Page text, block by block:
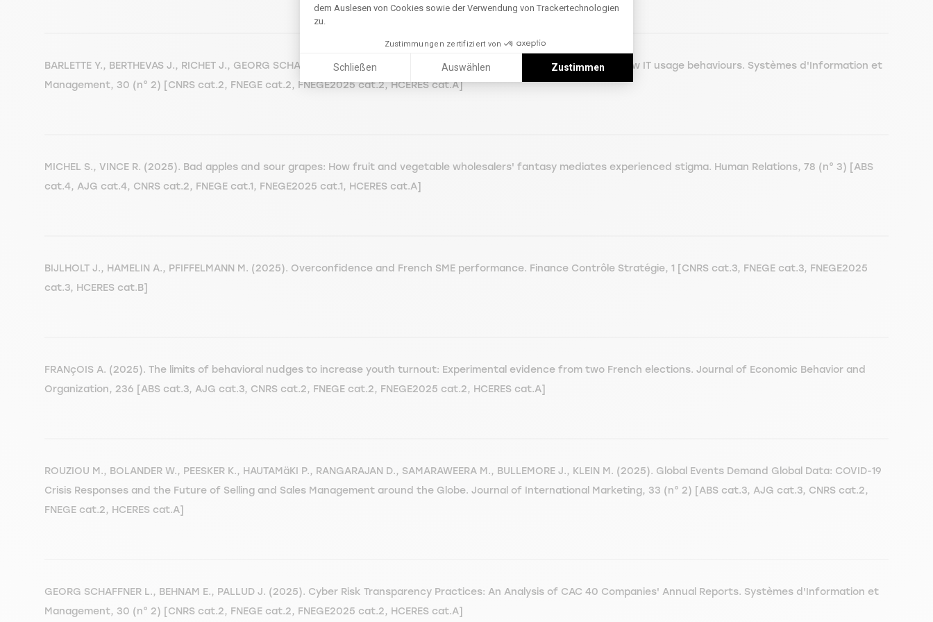
dem Auslesen von Cookies sowie der Verwendung von Trackertechnologien
zu.
Zustimmungen zertifiziert von
Schließen Auswählen Zustimmen
BARLETTE Y., BERTHEVAS J., RICHET J., GEORG SCHAFFNER L. (2025). Investigating the influence of emotions on Shadow IT usage behaviours. Systèmes d'Information et
Management, 30 (n° 2) [CNRS cat.2, FNEGE cat.2, FNEGE2025 cat.2, HCERES cat.A]
MICHEL S., VINCE R. (2025). Bad apples and sour grapes: How fruit and vegetable wholesalers' fantasy mediates experienced stigma. Human Relations, 78 (n° 3) [ABS
cat.4, AJG cat.4, CNRS cat.2, FNEGE cat.1, FNEGE2025 cat.1, HCERES cat.A]
BIJLHOLT J., HAMELIN A., PFIFFELMANN M. (2025). Overconfidence and French SME performance. Finance Contrôle Stratégie, 1 [CNRS cat.3, FNEGE cat.3, FNEGE2025
cat.3, HCERES cat.B]
FRANçOIS A. (2025). The limits of behavioral nudges to increase youth turnout: Experimental evidence from two French elections. Journal of Economic Behavior and
Organization, 236 [ABS cat.3, AJG cat.3, CNRS cat.2, FNEGE cat.2, FNEGE2025 cat.2, HCERES cat.A]
ROUZIOU M., BOLANDER W., PEESKER K., HAUTAMäKI P., RANGARAJAN D., SAMARAWEERA M., BULLEMORE J., KLEIN M. (2025). Global Events Demand Global Data: COVID-19
Crisis Responses and the Future of Selling and Sales Management around the Globe. Journal of International Marketing, 33 (n° 2) [ABS cat.3, AJG cat.3, CNRS cat.2,
FNEGE cat.2, HCERES cat.A]
GEORG SCHAFFNER L., BEHNAM E., PALLUD J. (2025). Cyber Risk Transparency Practices: An Analysis of CAC 40 Companies' Annual Reports. Systèmes d'Information et
Management, 30 (n° 2) [CNRS cat.2, FNEGE cat.2, FNEGE2025 cat.2, HCERES cat.A]